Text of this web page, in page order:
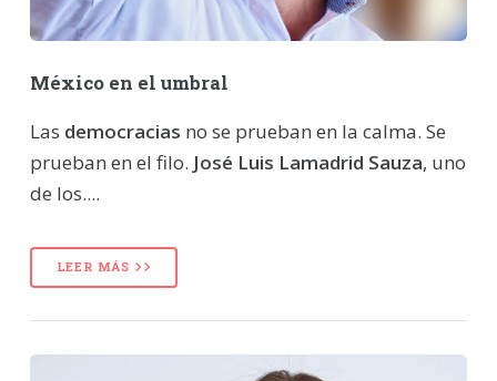
México en el umbral
Las democracias no se prueban en la calma. Se
prueban en el filo. José Luis Lamadrid Sauza, uno
de los....
LEER MÁS